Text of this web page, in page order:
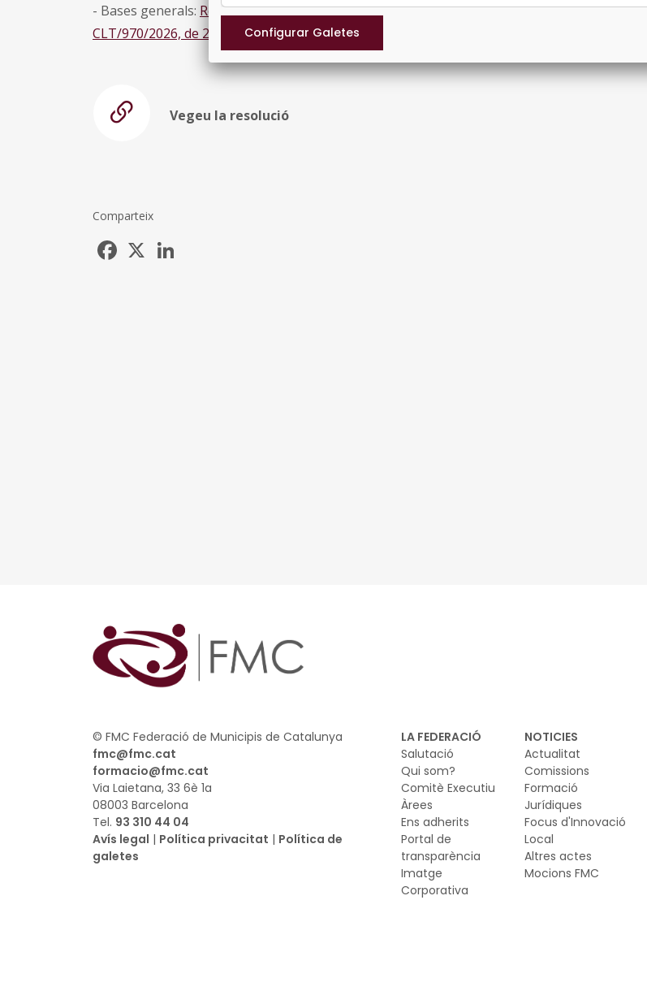
- Bases generals: Resolució CLT/961/2024, de 22 de març, modificades perResolució
CLT/970/2026, de 29 de març.
Vegeu la resolució
Comparteix
Facebook
LA FEDERACIÓ
Salutació
Qui som?
Comitè Executiu
Àrees
Ens adherits
Portal de
transparència
Imatge
Corporativa
NOTICIES
Actualitat
Comissions
Formació
Jurídiques
Focus d'Innovació
Local
Altres actes
Mocions FMC
© FMC Federació de Municipis de Catalunya
fmc@fmc.cat
formacio@fmc.cat
Via Laietana, 33 6è 1a
08003 Barcelona
Tel. 93 310 44 04
Avís legal | Política privacitat | Política de
galetes